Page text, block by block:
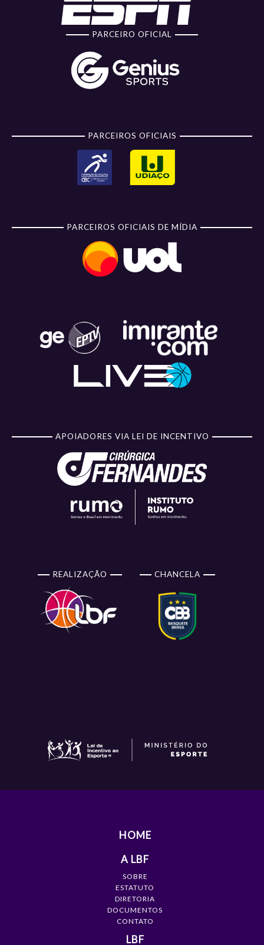
PARCEIRO OFICIAL
PARCEIROS OFICIAIS
PARCEIROS OFICIAIS DE MÍDIA
APOIADORES VIA LEI DE INCENTIVO
REALIZAÇÃO CHANCELA
HOME
A LBF
SOBRE
ESTATUTO
DIRETORIA
DOCUMENTOS
CONTATO
LBF